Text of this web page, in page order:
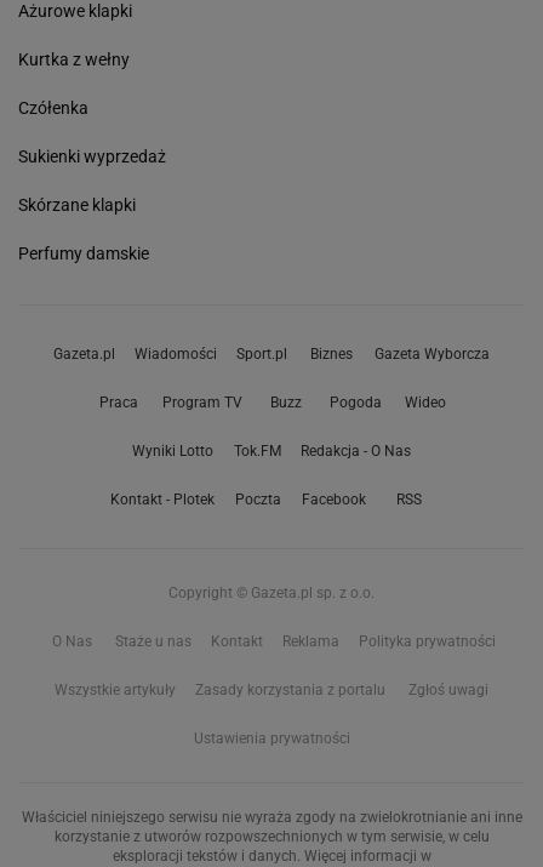
Ażurowe klapki
Kurtka z wełny
Czółenka
Sukienki wyprzedaż
Skórzane klapki
Perfumy damskie
Gazeta.pl Wiadomości Sport.pl Biznes Gazeta Wyborcza
Praca Program TV Buzz Pogoda Wideo
Wyniki Lotto Tok.FM Redakcja - O Nas
Kontakt - Plotek Poczta Facebook RSS
Copyright © Gazeta.pl sp. z o.o.
O Nas Staże u nas Kontakt Reklama Polityka prywatności
Wszystkie artykuły Zasady korzystania z portalu Zgłoś uwagi
Ustawienia prywatności
Właściciel niniejszego serwisu nie wyraża zgody na zwielokrotnianie ani inne
korzystanie z utworów rozpowszechnionych w tym serwisie, w celu
eksploracji tekstów i danych. Więcej informacji w